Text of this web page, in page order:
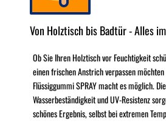
Von Holztisch bis Badtür - Alles
Ob Sie Ihren Holztisch vor Feuchtigkeit
einen frischen Anstrich verpassen
Flüssiggummi SPRAY macht es möglich.
Wasserbeständigkeit und UV-Resistenz
schönes Ergebnis, selbst bei extremen